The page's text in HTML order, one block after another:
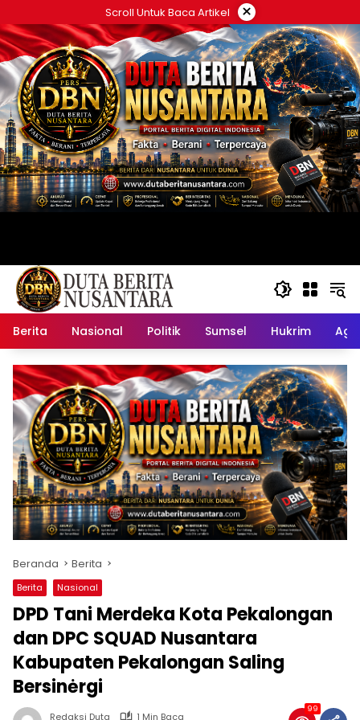
ke
konten
Scroll Untuk Baca Artikel ×
Berita Nasional Politik Sumsel Hukrim
Beranda Berita
Berita Nasional
DPD Tani Merdeka Kota Pekalongan
dan DPC SQUAD Nusantara
Kabupaten Pekalongan Saling
Bersinėrgi
Redaksi Duta 1 Min Baca
99